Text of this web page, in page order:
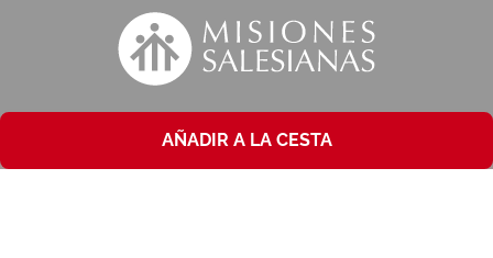
AÑADIR A LA CESTA